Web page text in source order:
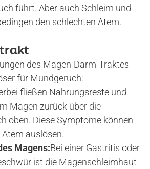
ZAHNIMPLANTATE
VOLLNARKOSE
WURZELBEHANDLUNG
KOSTEN
BLOG
führt. Aber auch Schleim und
den schlechten Atem.
des Magen-Darm-Traktes
für Mundgeruch:
fließen Nahrungsreste und
Magen zurück über die
oben. Diese Symptome können
auslösen.
Magens:Bei einer Gastritis oder
ist die Magenschleimhaut